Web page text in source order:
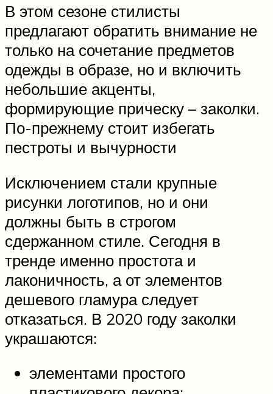
В этом сезоне стилисты
предлагают обратить внимание не
только на сочетание предметов
одежды в образе, но и включить
небольшие акценты,
формирующие прическу – заколки.
По-прежнему стоит избегать
пестроты и вычурности
Исключением стали крупные
рисунки логотипов, но и они
должны быть в строгом
сдержанном стиле. Сегодня в
тренде именно простота и
лаконичность, а от элементов
дешевого гламура следует
отказаться. В 2020 году заколки
украшаются:
элементами простого